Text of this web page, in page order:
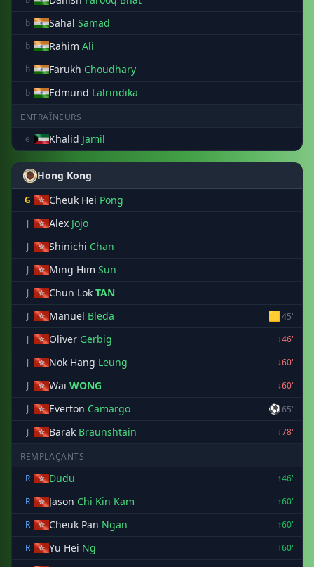
b Sahal Samad
b Rahim Ali
b Farukh Choudhary
b Edmund Lalrindika
ENTRAÎNEURS
e
Khalid Jamil
Hong Kong
G Cheuk Hei Pong
J Alex Jojo
J Shinichi Chan
J Ming Him Sun
J Chun Lok TAN
J Manuel Bleda 🟨45'
J
Oliver Gerbig
↓46'
J
Nok Hang Leung
↓60'
J
Wai WONG
↓60'
J
Everton Camargo ⚽65'
J
Barak Braunshtain ↓78'
REMPLAÇANTS
R
Dudu
↑46'
R
Jason Chi Kin Kam
↑60'
R
Cheuk Pan Ngan
↑60'
R
Yu Hei Ng
↑60'